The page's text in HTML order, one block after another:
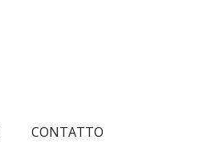
CONTATTO